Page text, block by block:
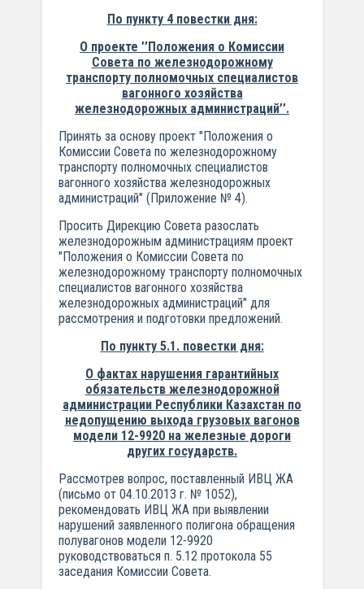
По пункту 4 повестки дня:
О проекте ’’Положения о Комиссии
Совета по железнодорожному
транспорту полномочных специалистов
вагонного хозяйства
железнодорожных администраций’’.
Принять за основу проект "Положения о
Комиссии Совета по железнодорожному
транспорту полномочных специалистов
вагонного хозяйства железнодорожных
администраций" (Приложение № 4).
Просить Дирекцию Совета разослать
железнодорожным администрациям проект
"Положения о Комиссии Совета по
железнодорожному транспорту полномочных
специалистов вагонного хозяйства
железнодорожных администраций" для
рассмотрения и подготовки предложений.
По пункту 5.1. повестки дня:
О фактах нарушения гарантийных
обязательств железнодорожной
администрации Республики Казахстан по
недопущению выхода грузовых вагонов
модели 12-9920 на железные дороги
других государств.
Рассмотрев вопрос, поставленный ИВЦ ЖА
(письмо от 04.10.2013 г. № 1052),
рекомендовать ИВЦ ЖА при выявлении
нарушений заявленного полигона обращения
полувагонов модели 12-9920
руководствоваться п. 5.12 протокола 55
заседания Комиссии Совета.